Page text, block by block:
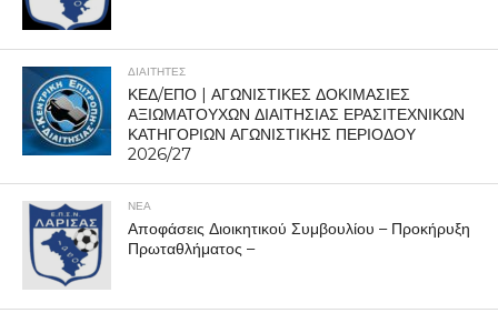
ΔΙΑΙΤΗΤΕΣ
ΚΕΔ/ΕΠΟ | ΑΓΩΝΙΣΤΙΚΕΣ ΔΟΚΙΜΑΣΙΕΣ
ΑΞΙΩΜΑΤΟΥΧΩΝ ΔΙΑΙΤΗΣΙΑΣ ΕΡΑΣΙΤΕΧΝΙΚΩΝ
ΚΑΤΗΓΟΡΙΩΝ ΑΓΩΝΙΣΤΙΚΗΣ ΠΕΡΙΟΔΟΥ
2026/27
ΝΕΑ
Αποφάσεις Διοικητικού Συμβουλίου – Προκήρυξη
Πρωταθλήματος –